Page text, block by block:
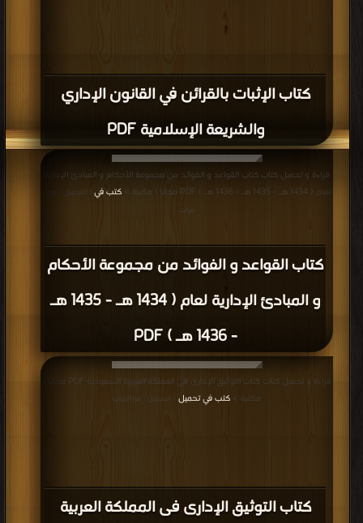
كتاب الإثبات بالقرائن في القانون الإداري
والشريعة الإسلامية PDF
كتاب القواعد و الفوائد من مجموعة الأحكام
و المبادئ الإدارية لعام ( 1434 هـ - 1435 هـ
- 1436 هـ ) PDF
قراءة و تحميل كتاب كتاب القواعد و الفوائد من مجموعة الأحكام و المبادئ الإدارية
لعام ( 1434 هـ - 1435 هـ - 1436 هـ ) PDF مجانا | مكتبة >
كتب في | التحميل : مرة/
مرات
كتاب التوثيق الإدارى فى المملكة العربية
قراءة و تحميل كتاب كتاب التوثيق الإدارى فى المملكة العربية السعودية PDF مجانا |
مكتبة > كتب في تحميل | التحميل : مرة/مرات